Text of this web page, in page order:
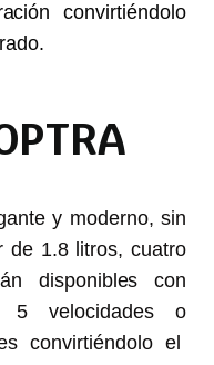
convirtiéndolo
y moderno, sin
de 1.8 litros, cuatro
disponibles con
5 velocidades o
convirtiéndolo el